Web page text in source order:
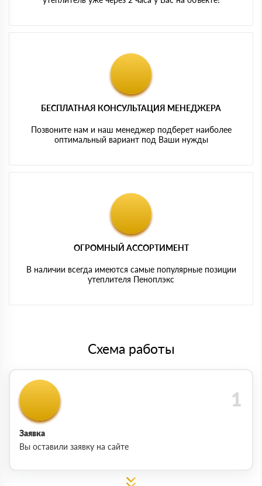
БЕСПЛАТНАЯ КОНСУЛЬТАЦИЯ МЕНЕДЖЕРА
Позвоните нам и наш менеджер подберет наиболее
оптимальный вариант под Ваши нужды
ОГРОМНЫЙ АССОРТИМЕНТ
В наличии всегда имеются самые популярные позиции
утеплителя Пеноплэкс
Схема работы
Заявка
Вы оставили заявку на сайте